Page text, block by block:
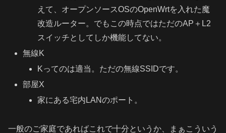
えて、オープンソースOSのOpenWrtを入れた魔
改造ルーター。でもこの時点ではただのAP＋L2
スイッチとしてしか機能してない。
無線K
Kってのは適当。ただの無線SSIDです。
部屋X
家にある宅内LANのポート。
一般のご家庭であればこれで十分というか、まぁこういう